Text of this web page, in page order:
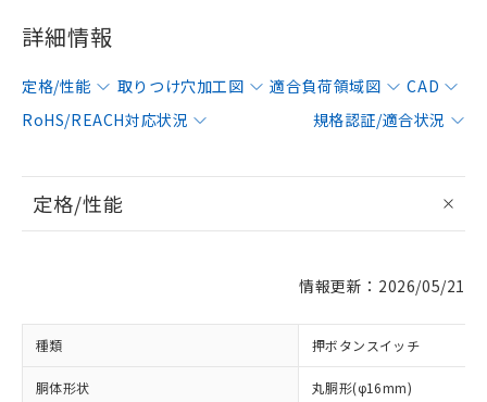
詳細情報
定格/性能 取りつけ穴加工図 適合負荷領域図
CAD
RoHS/REACH対応状況
規格認証/適合状況
定格/性能
情報更新：2026/05/21
種類 押ボタンスイッチ
胴体形状 丸胴形(φ16mm)